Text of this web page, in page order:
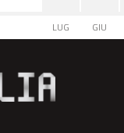
LUG GIU